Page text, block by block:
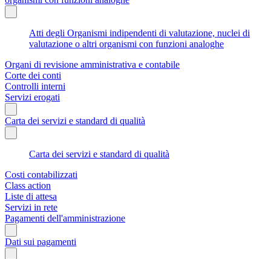
Atti degli Organismi indipendenti di valutazione, nuclei di
valutazione o altri organismi con funzioni analoghe
Organi di revisione amministrativa e contabile
Corte dei conti
Controlli interni
Servizi erogati
Carta dei servizi e standard di qualità
Carta dei servizi e standard di qualità
Costi contabilizzati
Class action
Liste di attesa
Servizi in rete
Pagamenti dell'amministrazione
Dati sui pagamenti